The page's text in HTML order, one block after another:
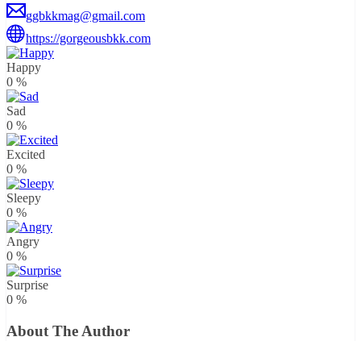
ggbkkmag@gmail.com
https://gorgeousbkk.com
Happy
0 %
Sad
0 %
Excited
0 %
Sleepy
0 %
Angry
0 %
Surprise
0 %
About The Author